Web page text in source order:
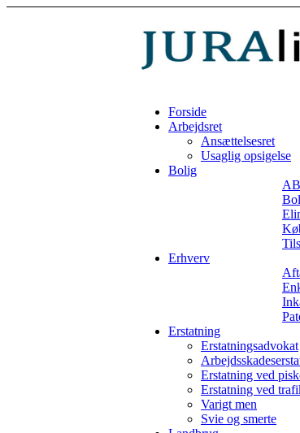
Forside
Arbejdsret
Ansættelsesret
Usaglig opsigelse
Bolig
Erhverv
Erstatning
Erstatningsadvokat
Erstatning ved
Erstatning ved
Varigt men
Svie og smerte